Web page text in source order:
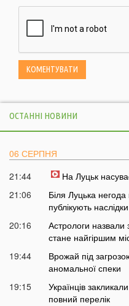
ОСТАННІ НОВИНИ
06 СЕРПНЯ
21:44
На Луцьк
21:06
Біля Луцька
публікують
20:16
Астрологи назвали
стане найгіршим
19:44
Врожай під
аномальної спеки
19:15
Українців
повний перелік